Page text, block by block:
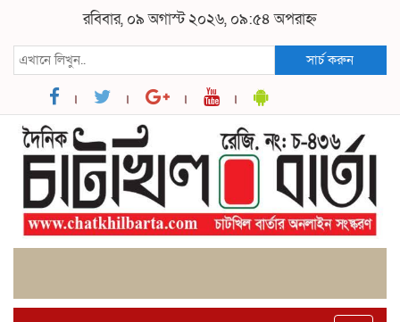
রবিবার, ০৯ অগাস্ট ২০২৬, ০৯:৫৪ অপরাহ্ন
সার্চ করুন